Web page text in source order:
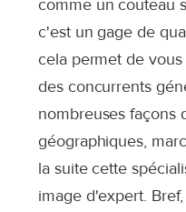
comme un couteau
c'est un gage de
cela permet de
des concurrents
nombreuses façons
géographiques,
la suite cette
image d'expert.